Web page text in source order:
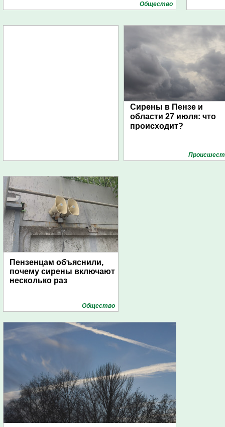
Общество
Сирены в Пензе и
области 27 июля: что
происходит?
Пензенцам объяснили,
почему сирены включают
несколько раз
Общество